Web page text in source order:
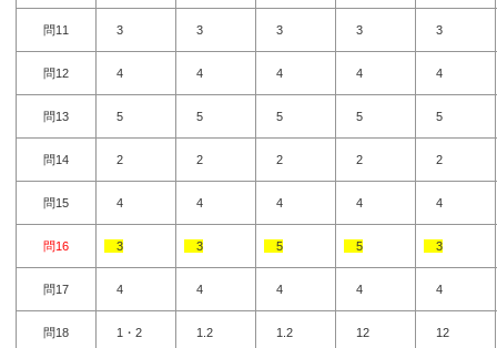
問11 3 3 3 3 3
問12 4 4 4 4 4
問13 5 5 5 5 5
問14 2 2 2 2 2
問15 4 4 4 4 4
問16 3 3 5 5 3
問17 4 4 4 4 4
問18 1・2 1.2 1.2 12 12